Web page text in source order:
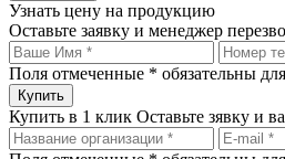
Узнать цену на продукцию
Оставьте заявку и менеджер
Поля отмеченные * обязательны
Купить в 1 клик Оставьте зявку и